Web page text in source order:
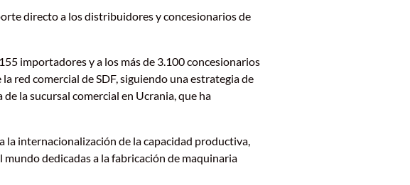
directo a los distribuidores y concesionarios de
importadores y a los más de 3.100 concesionarios
red comercial de SDF, siguiendo una estrategia de
la sucursal comercial en Ucrania, que ha
la internacionalización de la capacidad productiva,
dedicadas a la fabricación de maquinaria